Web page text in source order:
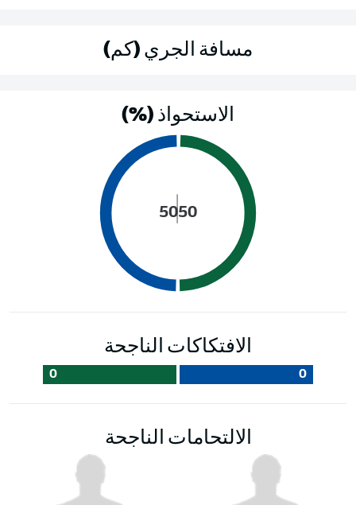
مسافة الجري (كم)
الاستحواذ (%)
50
50
الافتكاكات الناجحة
0
0
الالتحامات الناجحة